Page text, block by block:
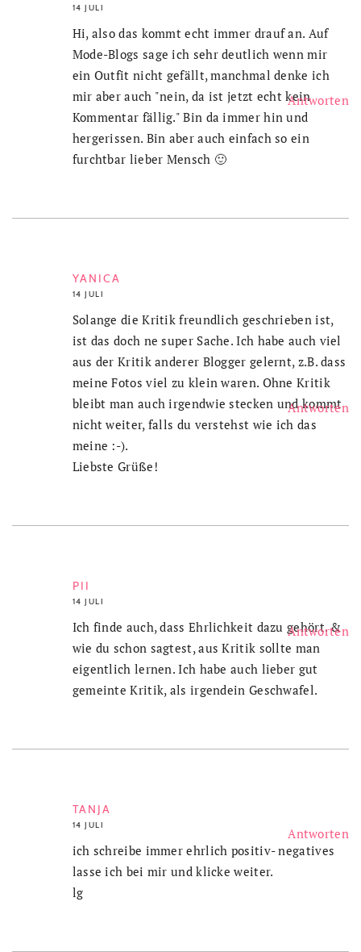
14 JULI
Hi, also das kommt echt immer drauf an. Auf
Mode-Blogs sage ich sehr deutlich wenn mir
ein Outfit nicht gefällt, manchmal denke ich
mir aber auch "nein, da ist jetzt echt kein
Kommentar fällig." Bin da immer hin und
hergerissen. Bin aber auch einfach so ein
furchtbar lieber Mensch 🙂
YANICA
14 JULI
Antworten
Solange die Kritik freundlich geschrieben ist,
ist das doch ne super Sache. Ich habe auch viel
aus der Kritik anderer Blogger gelernt, z.B. dass
meine Fotos viel zu klein waren. Ohne Kritik
bleibt man auch irgendwie stecken und kommt
nicht weiter, falls du verstehst wie ich das
meine :-).
Liebste Grüße!
PII
14 JULI
Antworten
Ich finde auch, dass Ehrlichkeit dazu gehört. &
wie du schon sagtest, aus Kritik sollte man
eigentlich lernen. Ich habe auch lieber gut
gemeinte Kritik, als irgendein Geschwafel.
TANJA
14 JULI
Antworten
ich schreibe immer ehrlich positiv- negatives
lasse ich bei mir und klicke weiter.
lg
Antworten